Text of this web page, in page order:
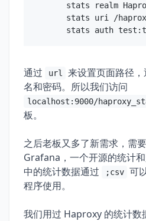
stats realm
stats uri /
通过 url 来设置页面路径，
名和密码。所以我们访问
localhost:9000/
板。
之后老板又多了新需求，需
Grafana，一个开源的统计
中的统计数据通过
;csv 可
程序使用。
我们用过 Haproxy 的统计数